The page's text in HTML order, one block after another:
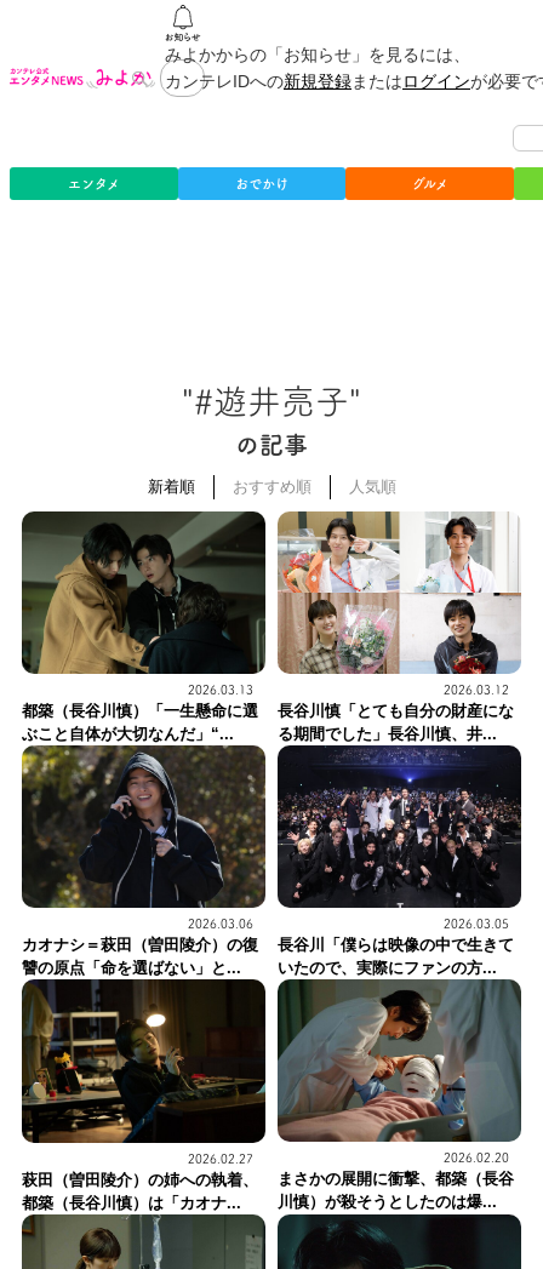
みよかからの「お知らせ」を見るには、
カンテレIDへの新規登録またはログインが必要
エンタメ おでかけ グルメ
"#遊井亮子"
の記事
新着順 おすすめ順 人気順
2026.03.13
都築（長谷川慎）「一生懸命に選
ぶこと自体が大切なんだ」“...
2026.03.12
長谷川慎「とても自分の財産にな
る期間でした」長谷川慎、井...
2026.03.06
カオナシ＝萩田（曽田陵介）の復
讐の原点「命を選ばない」と...
2026.03.05
長谷川「僕らは映像の中で生きて
いたので、実際にファンの方...
2026.02.27
萩田（曽田陵介）の姉への執着、
都築（長谷川慎）は「カオナ...
2026.02.20
まさかの展開に衝撃、都築（長谷
川慎）が殺そうとしたのは爆...